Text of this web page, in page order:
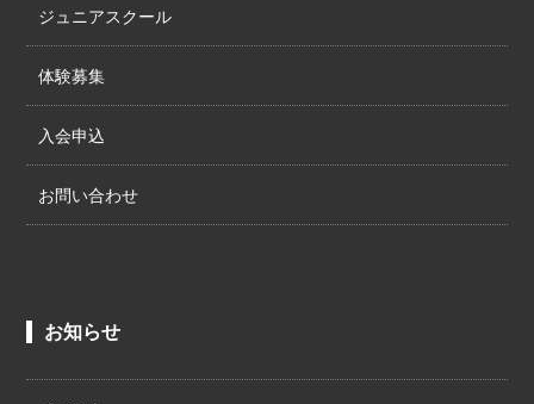
ジュニアスクール
体験募集
入会申込
お問い合わせ
お知らせ